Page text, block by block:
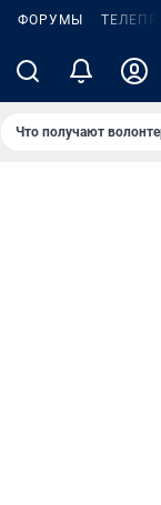
ФОРУМЫ
Что получают